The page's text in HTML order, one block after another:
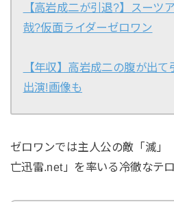
【高岩成二が引退?】スーツ
哉?仮面ライダーゼロワン
【年収】高岩成二の腹が出
出演!画像も
ゼロワンでは主人公の敵「滅」
亡迅雷.net」を率いる冷徹なテ